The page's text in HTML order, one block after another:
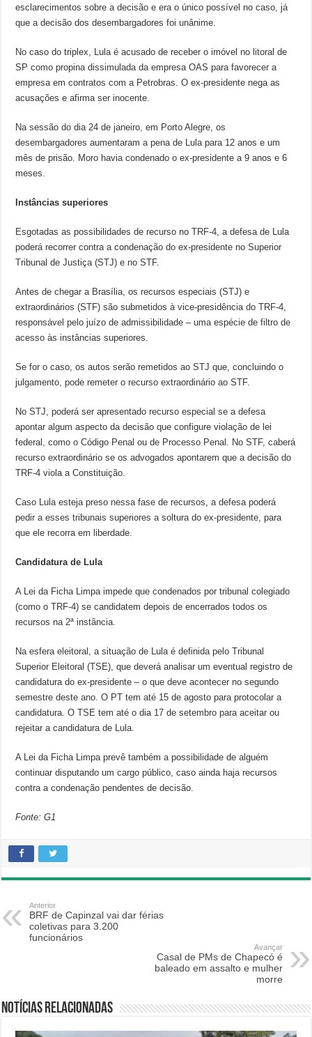
esclarecimentos sobre a decisão e era o único possível no caso, já
que a decisão dos desembargadores foi unânime.
No caso do triplex, Lula é acusado de receber o imóvel no litoral de
SP como propina dissimulada da empresa OAS para favorecer a
empresa em contratos com a Petrobras. O ex-presidente nega as
acusações e afirma ser inocente.
Na sessão do dia 24 de janeiro, em Porto Alegre, os
desembargadores aumentaram a pena de Lula para 12 anos e um
mês de prisão. Moro havia condenado o ex-presidente a 9 anos e 6
meses.
Instâncias superiores
Esgotadas as possibilidades de recurso no TRF-4, a defesa de Lula
poderá recorrer contra a condenação do ex-presidente no Superior
Tribunal de Justiça (STJ) e no STF.
Antes de chegar a Brasília, os recursos especiais (STJ) e
extraordinários (STF) são submetidos à vice-presidência do TRF-4,
responsável pelo juízo de admissibilidade – uma espécie de filtro de
acesso às instâncias superiores.
Se for o caso, os autos serão remetidos ao STJ que, concluindo o
julgamento, pode remeter o recurso extraordinário ao STF.
No STJ, poderá ser apresentado recurso especial se a defesa
apontar algum aspecto da decisão que configure violação de lei
federal, como o Código Penal ou de Processo Penal. No STF, caberá
recurso extraordinário se os advogados apontarem que a decisão do
TRF-4 viola a Constituição.
Caso Lula esteja preso nessa fase de recursos, a defesa poderá
pedir a esses tribunais superiores a soltura do ex-presidente, para
que ele recorra em liberdade.
Candidatura de Lula
A Lei da Ficha Limpa impede que condenados por tribunal colegiado
(como o TRF-4) se candidatem depois de encerrados todos os
recursos na 2ª instância.
Na esfera eleitoral, a situação de Lula é definida pelo Tribunal
Superior Eleitoral (TSE), que deverá analisar um eventual registro de
candidatura do ex-presidente – o que deve acontecer no segundo
semestre deste ano. O PT tem até 15 de agosto para protocolar a
candidatura. O TSE tem até o dia 17 de setembro para aceitar ou
rejeitar a candidatura de Lula.
A Lei da Ficha Limpa prevê também a possibilidade de alguém
continuar disputando um cargo público, caso ainda haja recursos
contra a condenação pendentes de decisão.
Fonte: G1
Anterior
BRF de Capinzal vai dar férias
coletivas para 3.200
funcionários
Avançar
Casal de PMs de Chapecó é
baleado em assalto e mulher
morre
Notícias relacionadas